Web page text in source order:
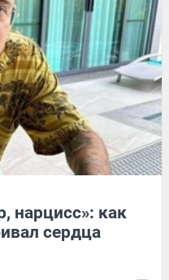
нарцисс»: как
сердца